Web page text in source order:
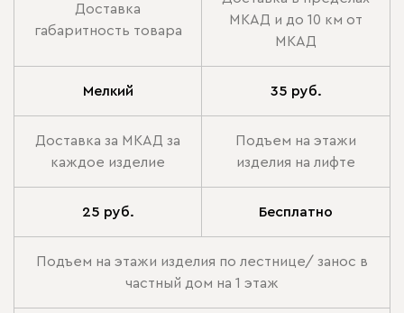
Доставка
габаритность товара
МКАД и до 10 км от
МКАД
Мелкий 35 руб.
Доставка за МКАД за
каждое изделие
Подъем на этажи
изделия на лифте
25 руб. Бесплатно
Подъем на этажи изделия по лестнице/ занос в
частный дом на 1 этаж